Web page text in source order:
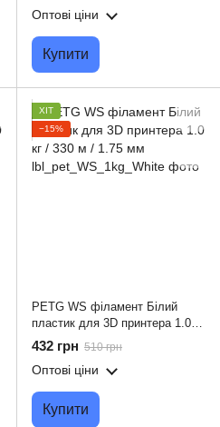
Оптові ціни
Купити
ХІТ
−15%
PETG WS філамент Білий
пластик для 3D принтера 1.0 кг
/ 330 м / 1.75 мм
432 грн 510 грн
Оптові ціни
Купити